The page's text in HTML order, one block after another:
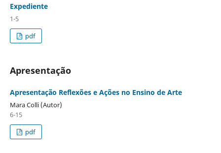
Expediente
1-5
pdf
Apresentação
Apresentação Reflexões e Ações no Ensino de Arte
Mara Colli (Autor)
6-15
pdf